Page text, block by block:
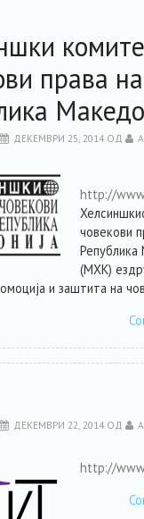
права на
ДЕКЕМВРИ 25, 2014ОД
http://
човекови
Република
(МХК)
и заштита на
ДЕКЕМВРИ 22, 2014ОД
http://